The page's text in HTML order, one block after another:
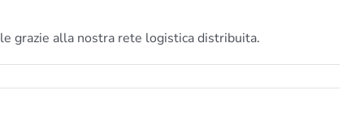
grazie alla nostra rete logistica distribuita.